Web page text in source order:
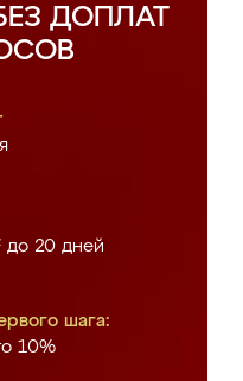
ДОПЛАТ
до 20 дней
шага:
10%